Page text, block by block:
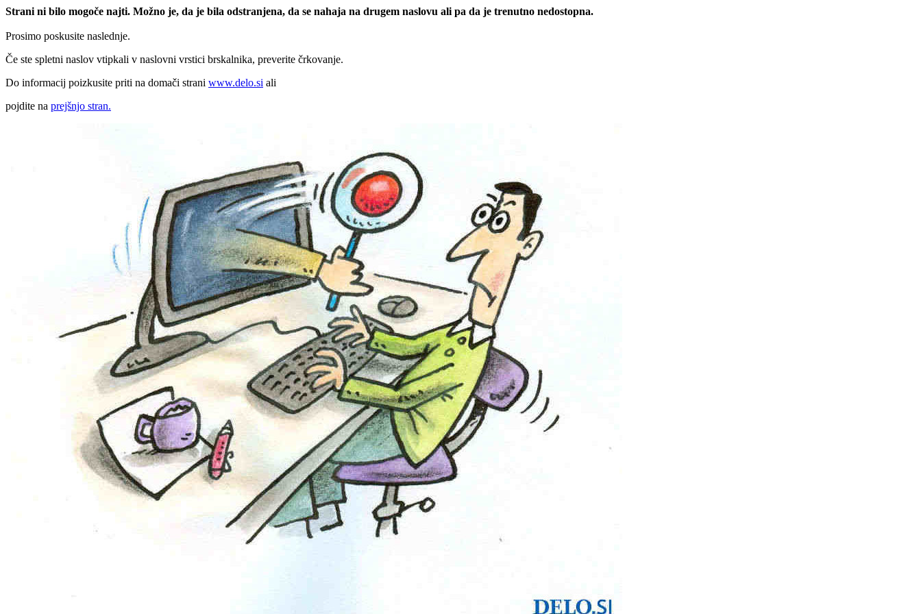
Strani ni bilo mogoče najti. Možno je, da je bila odstranjena, da se nahaja na drugem naslovu ali pa da je trenutno nedostopna.
Prosimo poskusite naslednje.
Če ste spletni naslov vtipkali v naslovni vrstici brskalnika, preverite črkovanje.
Do informacij poizkusite priti na domači strani www.delo.si ali
pojdite na prejšnjo stran.